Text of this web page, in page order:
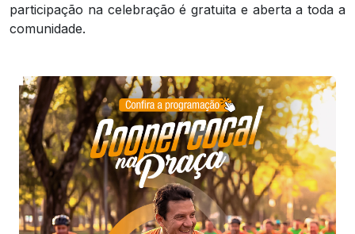
participação na celebração é gratuita e aberta a toda a
comunidade.